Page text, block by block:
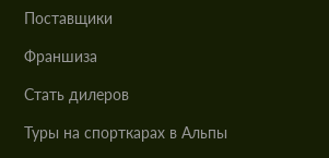
Поставщики
Франшиза
Стать дилеров
Туры на спорткарах в Альпы